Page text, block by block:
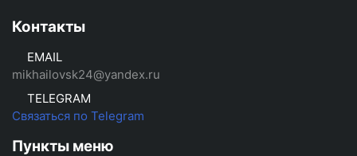
Контакты
EMAIL
mikhailovsk24@yandex.ru
TELEGRAM
Связаться по Telegram
Пункты меню